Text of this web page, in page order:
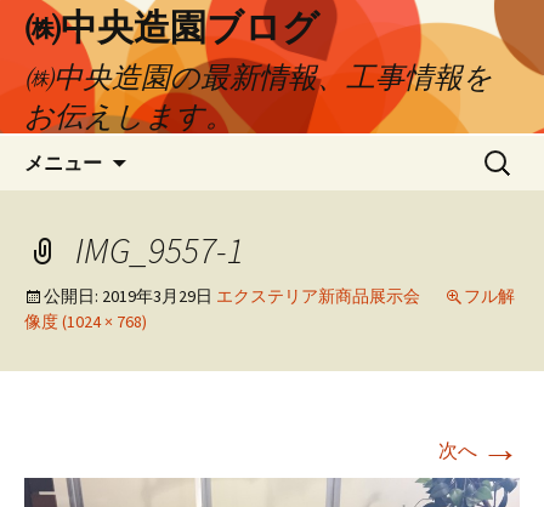
㈱中央造園ブログ
㈱中央造園の最新情報、工事情報を
お伝えします。
メニュー
ン
ツ
へ
移
検
IMG_9557-1
公開日: 2019年3月29日 エクステリア新商品展示会
フル解
像度 (1024 × 768)
次へ →